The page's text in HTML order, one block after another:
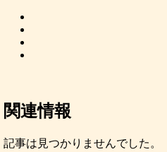
関連情報
記事は見つかりませんでした。